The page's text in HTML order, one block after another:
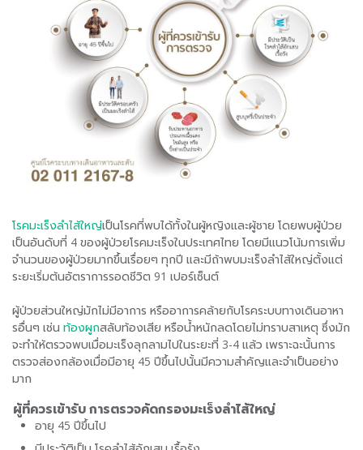
โรคมะเร็งลำไส้ใหญ่เป็นโรคที่พบได้ทั้งในผู้หญิงและผู้ชาย โดยพบผู้ป่วย
เป็นอันดับที่ 4 ของผู้ป่วยโรคมะเร็งในประเทศไทย โดยมีแนวโน้มการเพิ่ม
จำนวนของผู้ป่วยมากขึ้นเรื่อยๆ ทุกปี และมีถ้าพบมะเร็งลำไส้ใหญ่ตั้งแต่
ระยะเริ่มต้นอัตราการรอดชีวิต 91 เปอร์เซ็นต์
ผู้ป่วยส่วนใหญ่มักไม่มีอาการ หรืออาการคล้ายกับโรคระบบทางเดินอาหา
รอื่นๆ เช่น ท้องผูกสลับท้องเสีย หรือน้ำหนักลดโดยไม่ทราบสาเหตุ ซึ่งมัก
จะทำให้ตรวจพบเมื่อมะเร็งลุกลามไปในระยะที่ 3-4 แล้ว เพราะฉะนั้นการ
ตรวจส่องกล้องเมื่อมีอายุ 45 ปีขึ้นไปนั้นมีความสำคัญและจำเป็นอย่าง
มาก
ผู้ที่ควรเข้ารับ การตรวจคัดกรองมะเร็งลำไส้ใหญ่
อายุ 45 ปีขึ้นไป